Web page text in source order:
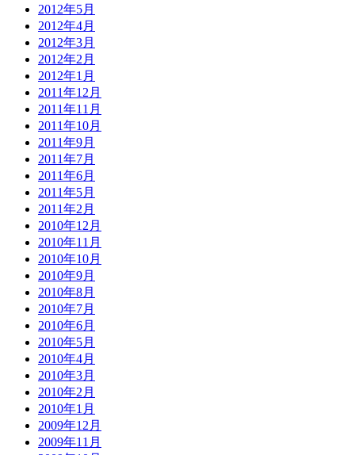
2012年5月
2012年4月
2012年3月
2012年2月
2012年1月
2011年12月
2011年11月
2011年10月
2011年9月
2011年7月
2011年6月
2011年5月
2011年2月
2010年12月
2010年11月
2010年10月
2010年9月
2010年8月
2010年7月
2010年6月
2010年5月
2010年4月
2010年3月
2010年2月
2010年1月
2009年12月
2009年11月